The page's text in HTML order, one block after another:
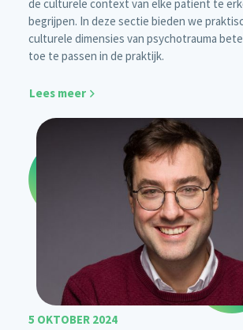
de culturele context van elke patiënt te
begrijpen. In deze sectie bieden we
culturele dimensies van psychotrauma
toe te passen in de praktijk.
Lees meer
5 OKTOBER 2024